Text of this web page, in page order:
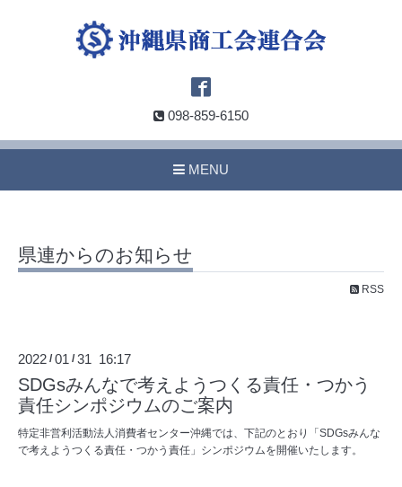
098-859-6150
MENU
県連からのお知らせ
RSS
2022 /01 /31 16:17
SDGsみんなで考えようつくる責任・つかう
責任シンポジウムのご案内
特定非営利活動法人消費者センター沖縄では、下記のとおり「SDGsみんな
で考えようつくる責任・つかう責任」シンポジウムを開催いたします。